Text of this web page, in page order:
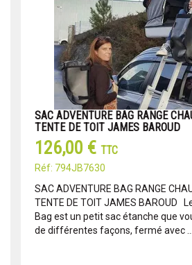
SAC ADVENTURE BAG RANGE
TENTE DE TOIT JAMES BAROUD
126,00 € TTC
Réf: 794JB7630
SAC ADVENTURE BAG RANGE
TENTE DE TOIT JAMES BAROUD
Bag est un petit sac étanche que
de différentes façons, fermé avec ...